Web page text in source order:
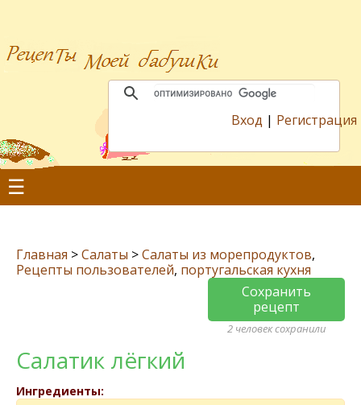
Вход | Регистрация
☰
Главная >Салаты >Салаты из морепродуктов,
Рецепты пользователей, португальская кухня
Сохранить
рецепт
2 человек сохранили
Салатик лёгкий
Ингредиенты: